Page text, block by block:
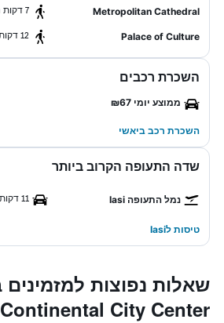
Metropolitan Cathedral 7 דקות הליכה
Palace of Culture 12 דקות הליכה
השכרת רכבים
ממוצע יומי ₪67
השכרת רכב ביאשי
שדה התעופה הקרוב ביותר
נמל התעופה Iasi 11 דקות נסיעה
טיסות לIasi
Continental City Center